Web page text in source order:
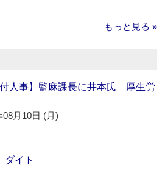
もっと見る »
付人事】監麻課長に井本氏 厚生労
08月10日 (月)
イト